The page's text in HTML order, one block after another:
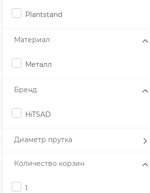
Plantstand
Материал
Металл
Бренд
HiTSAD
Диаметр прутка
Количество корзин
1